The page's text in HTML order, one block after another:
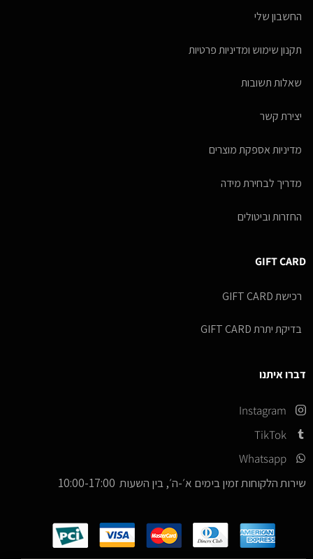
החשבון שלי
תקנון שימוש ומדיניות פרטיות
שאלות תשובות
יצירת קשר
מדיניות אספקת מוצרים
מדריך לבחירת מידה
החזרות וביטולים
GIFT CARD
רכישת GIFT CARD
בדיקת יתרת GIFT CARD
דברו איתנו
Instagram
TikTok
Whatsapp
שירות הלקוחות זמין בימים א׳-ה׳, בין השעות 10:00-17:00